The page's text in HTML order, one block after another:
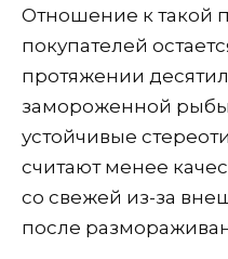
Отношение к такой
покупателей
протяжении
замороженной
устойчивые
считают менее
со свежей из-за
после